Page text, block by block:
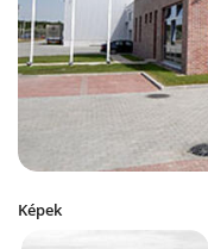
Képek